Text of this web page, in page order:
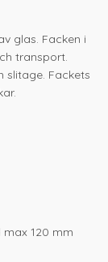
glas. Facken i
transport.
slitage. Fackets
120 mm